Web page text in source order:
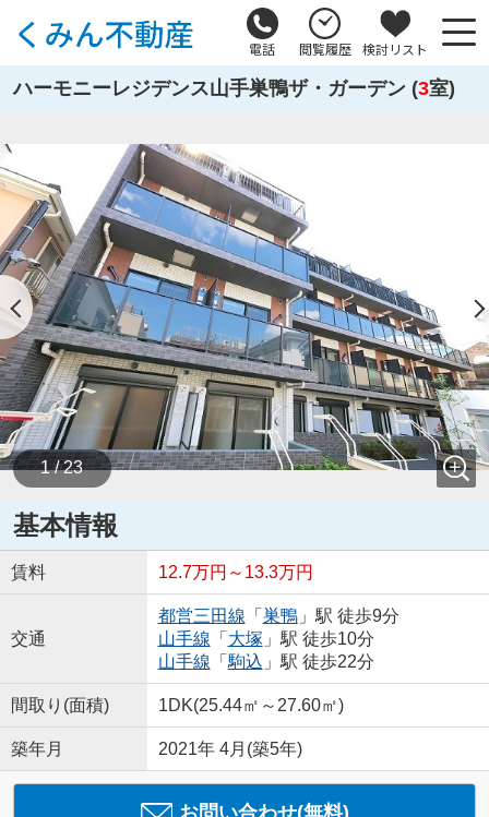
電話 閲覧履歴 検討リスト
ハーモニーレジデンス山手巣鴨ザ・ガーデン (3室)
1 / 23
基本情報
賃料 12.7万円～13.3万円
交通
都営三田線 「 巣鴨」駅 徒歩9分
山手線 「 大塚 」駅 徒歩10分
山手線 「 駒込 」駅 徒歩22分
間取り(面積) 1DK(25.44㎡～27.60㎡)
築年月 2021年 4月(築5年)